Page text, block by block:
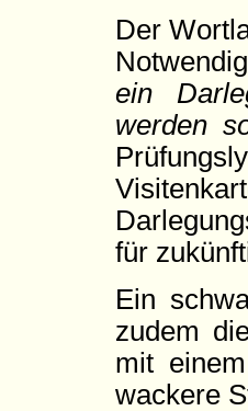
Der
ein
werden
für
Ein
zudem
mit
wackere